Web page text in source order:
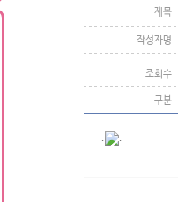
제목
작성자명
조회수
구분
.